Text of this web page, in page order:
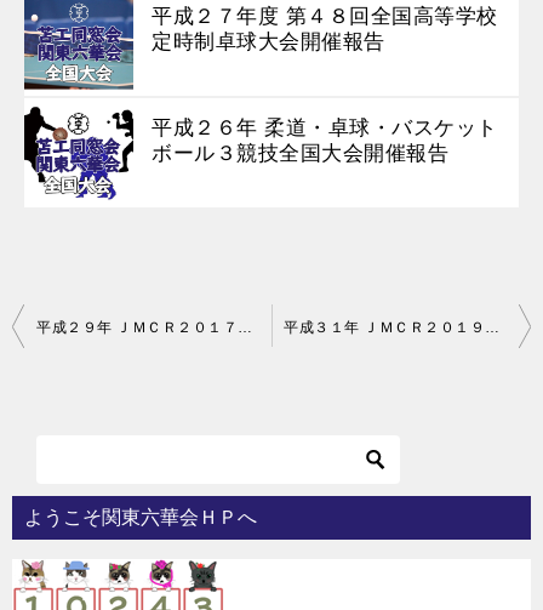
平成２７年度 第４８回全国高等学校
定時制卓球大会開催報告
平成２６年 柔道・卓球・バスケット
ボール３競技全国大会開催報告
投
ー
シ
ョ
平成２９年 ＪＭＣＲ２０１７全国大会開催報告 平成３１年 ＪＭＣＲ２０１９全国大会開催報告
ようこそ関東六華会ＨＰへ